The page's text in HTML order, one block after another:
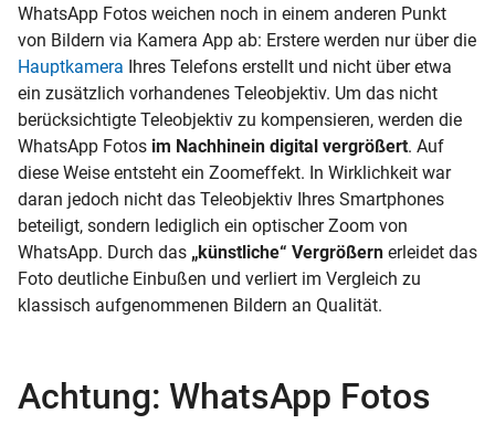
WhatsApp Fotos weichen noch in einem anderen Punkt
von Bildern via Kamera App ab: Erstere werden nur über die
Hauptkamera Ihres Telefons erstellt und nicht über etwa
ein zusätzlich vorhandenes Teleobjektiv. Um das nicht
berücksichtigte Teleobjektiv zu kompensieren, werden die
WhatsApp Fotos im Nachhinein digital vergrößert. Auf
diese Weise entsteht ein Zoomeffekt. In Wirklichkeit war
daran jedoch nicht das Teleobjektiv Ihres Smartphones
beteiligt, sondern lediglich ein optischer Zoom von
WhatsApp. Durch das „künstliche“ Vergrößern erleidet das
Foto deutliche Einbußen und verliert im Vergleich zu
klassisch aufgenommenen Bildern an Qualität.
Achtung: WhatsApp Fotos